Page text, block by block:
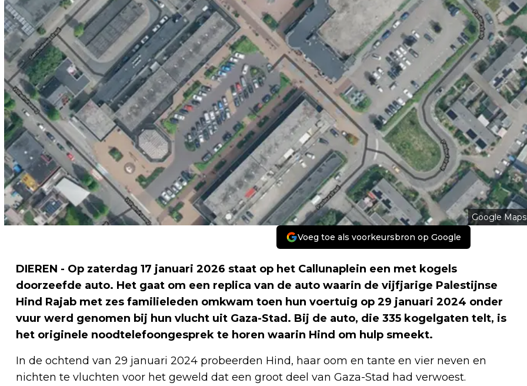
Google Maps
Voeg toe als voorkeursbron op Google
DIEREN - Op zaterdag 17 januari 2026 staat op het Callunaplein een met kogels
doorzeefde auto. Het gaat om een replica van de auto waarin de vijfjarige Palestijnse
Hind Rajab met zes familieleden omkwam toen hun voertuig op 29 januari 2024 onder
vuur werd genomen bij hun vlucht uit Gaza-Stad. Bij de auto, die 335 kogelgaten telt, is
het originele noodtelefoongesprek te horen waarin Hind om hulp smeekt.
In de ochtend van 29 januari 2024 probeerden Hind, haar oom en tante en vier neven en
nichten te vluchten voor het geweld dat een groot deel van Gaza-Stad had verwoest.